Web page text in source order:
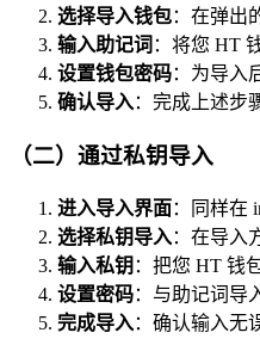
选择导入钱包：在弹出
输入助记词 ：将您 HT
设置钱包密码：为导入
确认导入：完成上述步
（二）通过私钥导入
进入导入界面：同样在
选择私钥导入：在导入
输入私钥 ：把您 HT 钱
设置密码：与助记词导
完成导入：确认输入无